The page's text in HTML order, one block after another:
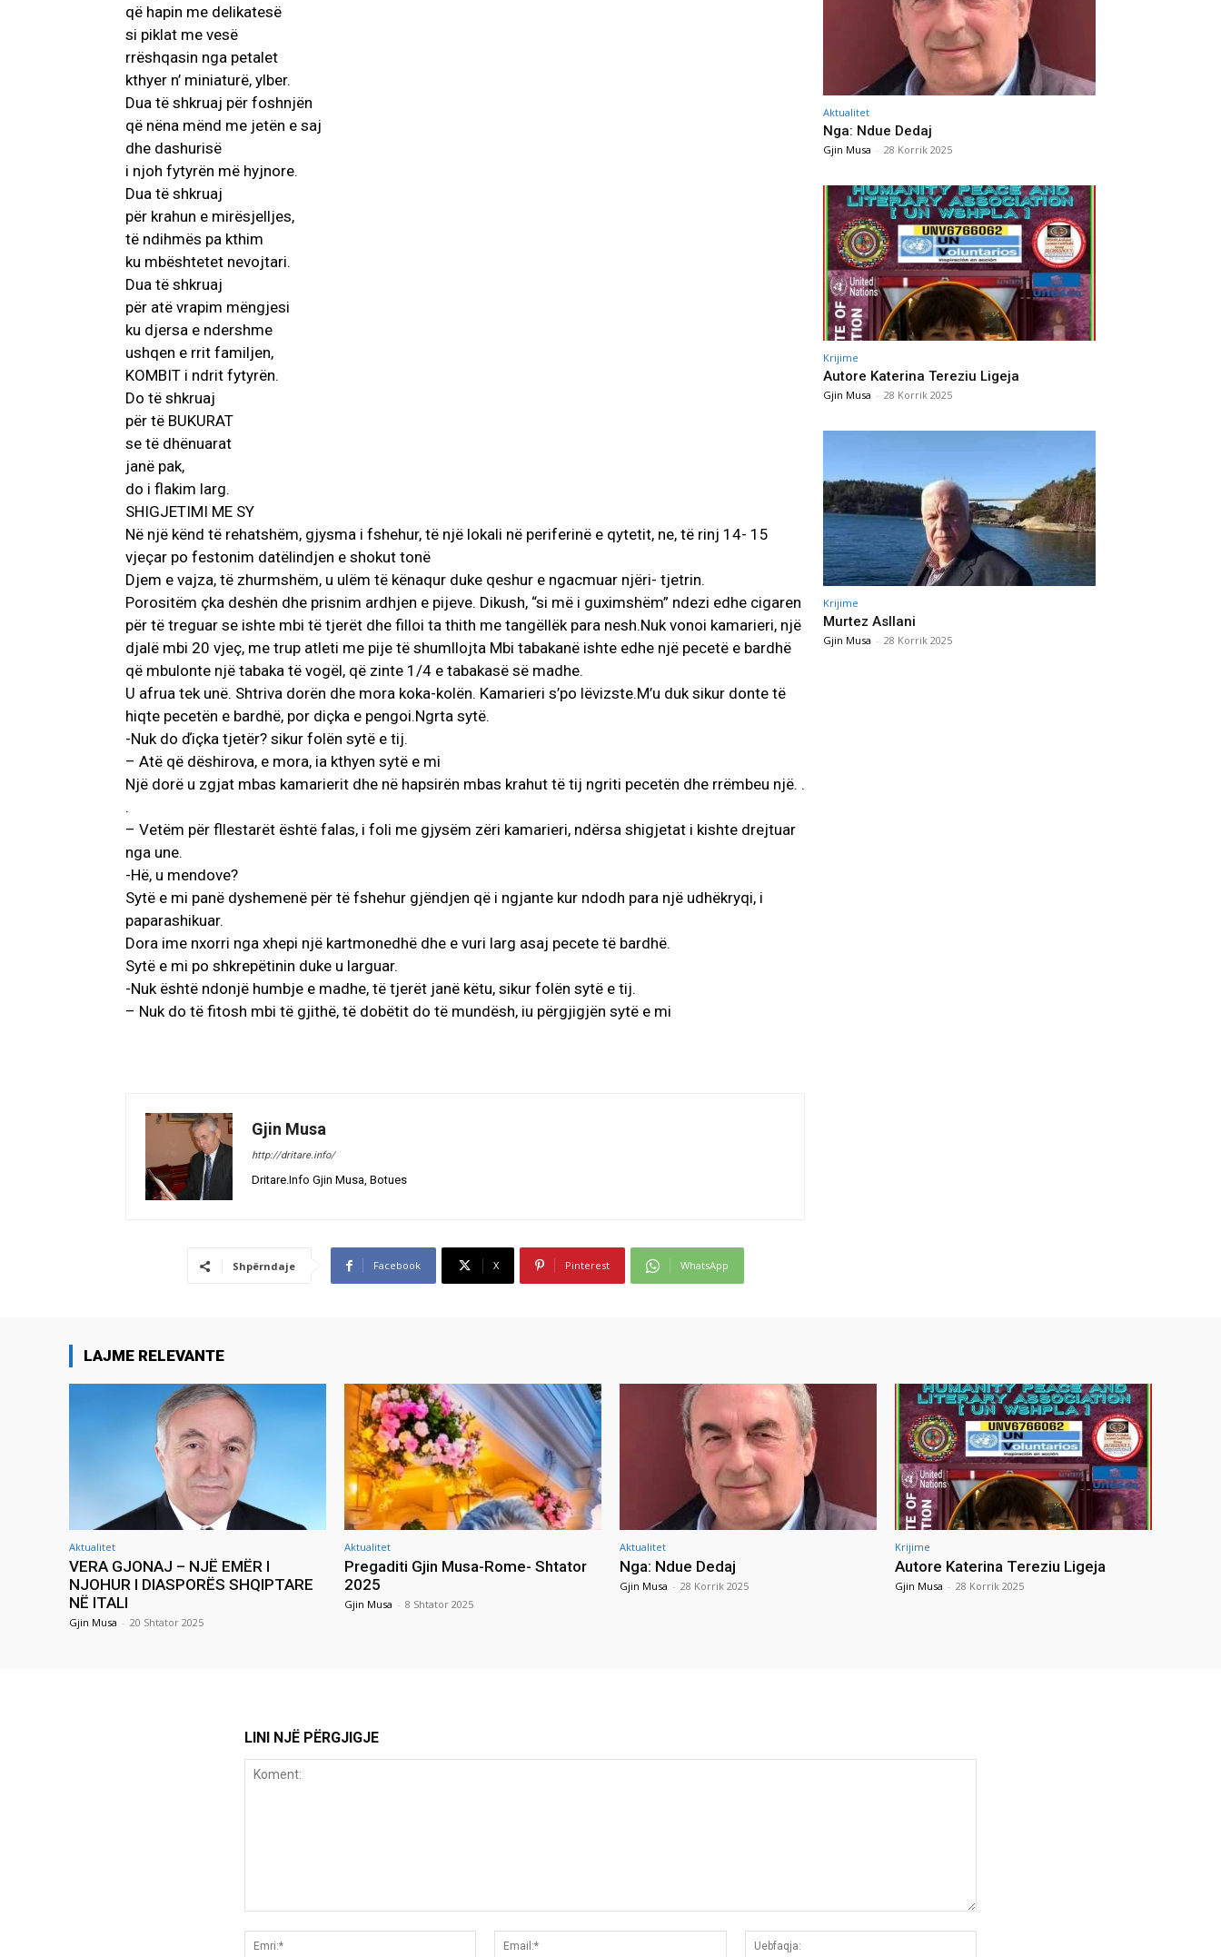
që hapin me delikatesë
si piklat me vesë
rrëshqasin nga petalet
kthyer n’ miniaturë, ylber.
Dua të shkruaj për foshnjën
që nëna mënd me jetën e saj
dhe dashurisë
i njoh fytyrën më hyjnore.
Dua të shkruaj
për krahun e mirësjelljes,
të ndihmës pa kthim
ku mbështetet nevojtari.
Dua të shkruaj
për atë vrapim mëngjesi
ku djersa e ndershme
ushqen e rrit familjen,
KOMBIT i ndrit fytyrën.
Do të shkruaj
për të BUKURAT
se të dhënuarat
janë pak,
do i flakim larg.
SHIGJETIMI ME SY
Në një kënd të rehatshëm, gjysma i fshehur, të një lokali në periferinë e qytetit, ne, të rinj 14- 15
vjeçar po festonim datëlindjen e shokut tonë
Djem e vajza, të zhurmshëm, u ulëm të kënaqur duke qeshur e ngacmuar njëri- tjetrin.
Porositëm çka deshën dhe prisnim ardhjen e pijeve. Dikush, “si më i guximshëm” ndezi edhe cigaren
për të treguar se ishte mbi të tjerët dhe filloi ta thith me tangëllëk para nesh.Nuk vonoi kamarieri, një
djalë mbi 20 vjeç, me trup atleti me pije të shumllojta Mbi tabakanë ishte edhe një pecetë e bardhë
që mbulonte një tabaka të vogël, që zinte 1/4 e tabakasë së madhe.
U afrua tek unë. Shtriva dorën dhe mora koka-kolën. Kamarieri s’po lëvizste.M’u duk sikur donte të
hiqte pecetën e bardhë, por diçka e pengoi.Ngrta sytë.
-Nuk do ďiçka tjetër? sikur folën sytë e tij.
– Atë që dëshirova, e mora, ia kthyen sytë e mi
Një dorë u zgjat mbas kamarierit dhe në hapsirën mbas krahut të tij ngriti pecetën dhe rrëmbeu një. .
.
– Vetëm për fllestarët është falas, i foli me gjysëm zëri kamarieri, ndërsa shigjetat i kishte drejtuar
nga une.
-Hë, u mendove?
Sytë e mi panë dyshemenë për të fshehur gjëndjen që i ngjante kur ndodh para një udhëkryqi, i
paparashikuar.
Dora ime nxorri nga xhepi një kartmonedhë dhe e vuri larg asaj pecete të bardhë.
Sytë e mi po shkrepëtinin duke u larguar.
-Nuk është ndonjë humbje e madhe, të tjerët janë këtu, sikur folën sytë e tij.
– Nuk do të fitosh mbi të gjithë, të dobëtit do të mundësh, iu përgjigjën sytë e mi
Gjin Musa
http://dritare.info/
Dritare.Info Gjin Musa, Botues
Shpërndaje Facebook X Pinterest WhatsApp
Aktualitet
Nga: Ndue Dedaj
Gjin Musa - 28 Korrik 2025
Krijime
Autore Katerina Tereziu Ligeja
Gjin Musa - 28 Korrik 2025
Krijime
Murtez Asllani
Gjin Musa - 28 Korrik 2025
LAJME RELEVANTE
Aktualitet
VERA GJONAJ – NJË EMËR I
NJOHUR I DIASPORËS SHQIPTARE
NË ITALI
Gjin Musa - 20 Shtator 2025
Aktualitet
Pregaditi Gjin Musa-Rome- Shtator
2025
Gjin Musa - 8 Shtator 2025
Aktualitet
Nga: Ndue Dedaj
Gjin Musa - 28 Korrik 2025
Krijime
Autore Katerina Tereziu Ligeja
Gjin Musa - 28 Korrik 2025
LINI NJË PËRGJIGJE
Emri:*
Email:*